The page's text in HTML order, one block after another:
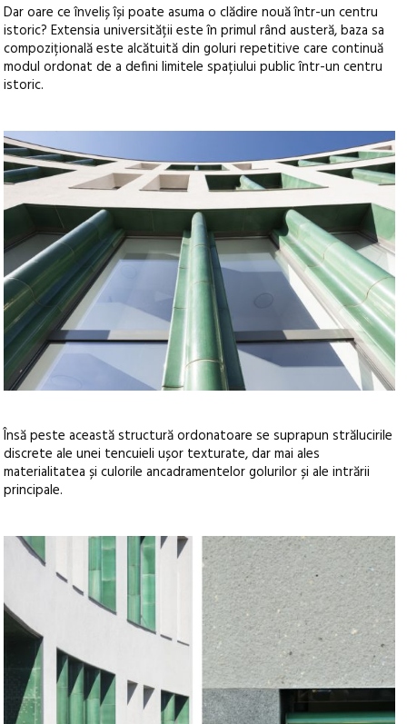
Dar oare ce înveliș își poate asuma o clădire nouă într-un centru
istoric? Extensia universității este în primul rând austeră, baza sa
compozițională este alcătuită din goluri repetitive care continuă
modul ordonat de a defini limitele spațiului public într-un centru
istoric.
Însă peste această structură ordonatoare se suprapun strălucirile
discrete ale unei tencuieli ușor texturate, dar mai ales
materialitatea și culorile ancadramentelor golurilor și ale intrării
principale.